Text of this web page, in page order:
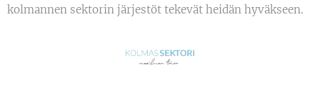
kolmannen sektorin järjestöt tekevät heidän hyväkseen.